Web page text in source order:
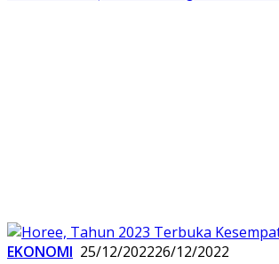
EKONOMI 25/12/202226/12/2022